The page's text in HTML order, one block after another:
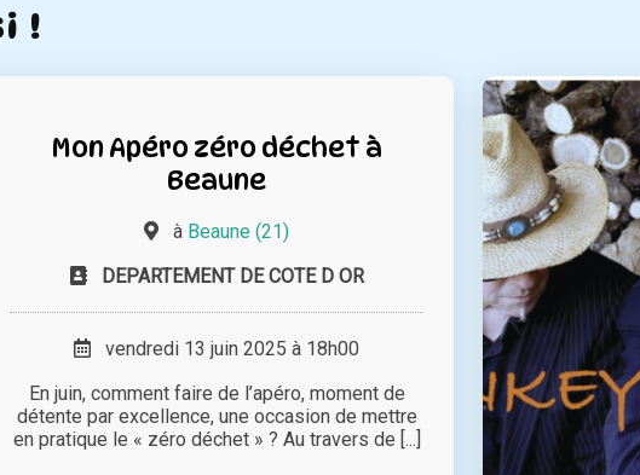
!
Mon Apéro zéro déchet à
Beaune
à Beaune (21)
DEPARTEMENT DE COTE D OR
vendredi 13 juin 2025 à 18h00
En juin, comment faire de l’apéro, moment de
détente par excellence, une occasion de mettre
en pratique le « zéro déchet » ? Au travers de [...]